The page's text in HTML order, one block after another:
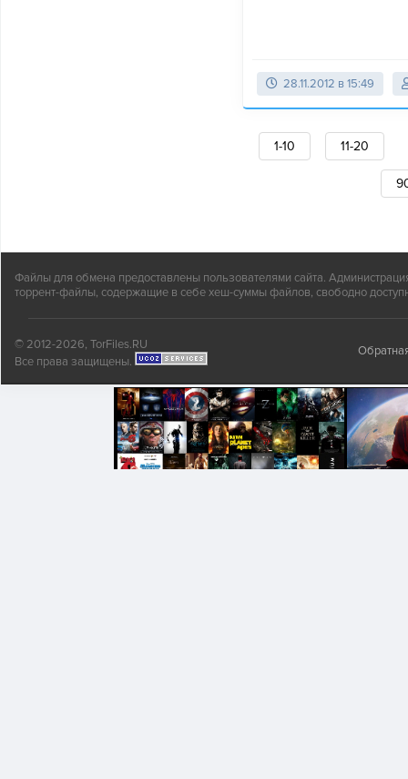
28.11.2012 в 15:49
1-10 11-20
Файлы для обмена предоставлены пользователями сайта.
торрент-файлы, содержащие в себе хеш-суммы файлов, свободно
© 2012-2026, TorFiles.RU
Все права защищены.